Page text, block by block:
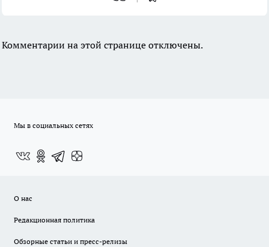
Комментарии на этой странице отключены.
Мы в социальных сетях
О нас
Редакционная политика
Обзорные статьи и пресс-релизы